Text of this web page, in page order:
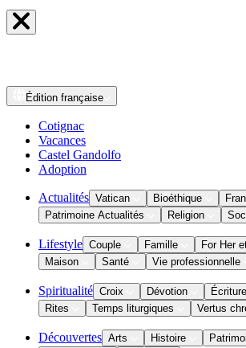
Édition française
Cotignac
Vacances
Castel Gandolfo
Adoption
Actualités Vatican Bioéthique
Patrimoine Actualités
Religion
Lifestyle Couple Famille
For Her
Maison
Santé Vie professionnelle
Spiritualité Croix Dévotion
Rites
Temps liturgiques Vertus
Découvertes Arts Histoire